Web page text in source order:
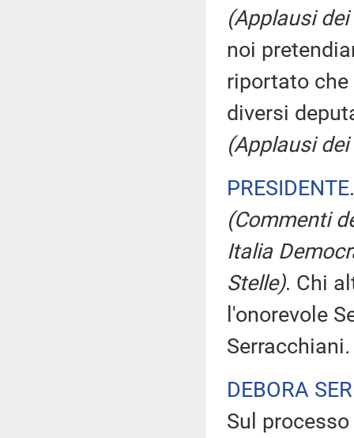
(Applausi
noi
riportato
diversi
(Applausi
PRESIDENTE
(Commenti
Italia
Stelle). Chi
l'onorevole
Serracchiani.
DEBORA
Sul